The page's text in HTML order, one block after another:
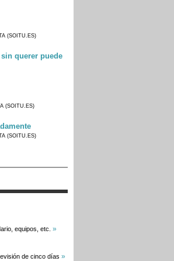
(SOITU.ES)
querer puede
(SOITU.ES)
(SOITU.ES)
equipos, etc. »
de cinco días »